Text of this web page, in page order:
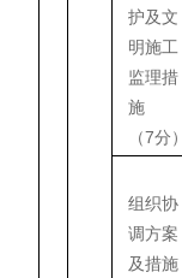
护及文
明施工
监理措
施
（7分）
组织协
调方案
及措施